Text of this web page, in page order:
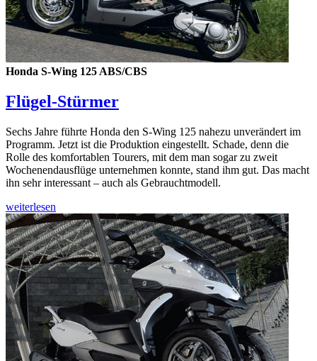
Honda S-Wing 125 ABS/CBS
Flügel-Stürmer
Sechs Jahre führte Honda den S-Wing 125 nahezu unverändert im
Programm. Jetzt ist die Produktion eingestellt. Schade, denn die
Rolle des komfortablen Tourers, mit dem man sogar zu zweit
Wochenendausflüge unternehmen konnte, stand ihm gut. Das macht
ihn sehr interessant – auch als Gebrauchtmodell.
weiterlesen